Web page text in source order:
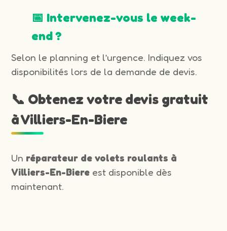
📅 Intervenez-vous le week-
end ?
Selon le planning et l’urgence. Indiquez vos
disponibilités lors de la demande de devis.
📞 Obtenez votre devis gratuit
à Villiers-En-Biere
Un réparateur de volets roulants à
Villiers-En-Biere est disponible dès
maintenant.